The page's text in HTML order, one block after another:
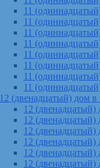
11
11
11
11
11
11
11
11
12 (двенадцатый) дом в
12
12 (двенадцатый)
12 (двенадцатый)
12 (двенадцатый)
12 (двенадцатый)
12 (двенадцатый)